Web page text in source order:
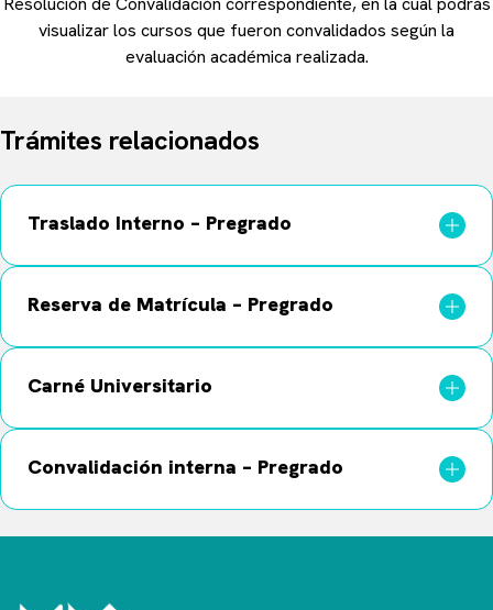
visualizar los cursos que fueron convalidados según la
evaluación académica realizada.
Trámites relacionados
Traslado Interno – Pregrado
Reserva de Matrícula – Pregrado
Carné Universitario
Convalidación interna – Pregrado